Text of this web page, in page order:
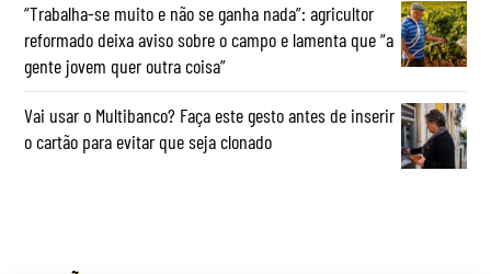
“Trabalha-se muito e não se ganha nada”: agricultor
reformado deixa aviso sobre o campo e lamenta que “a
gente jovem quer outra coisa”
Vai usar o Multibanco? Faça este gesto antes de inserir
o cartão para evitar que seja clonado